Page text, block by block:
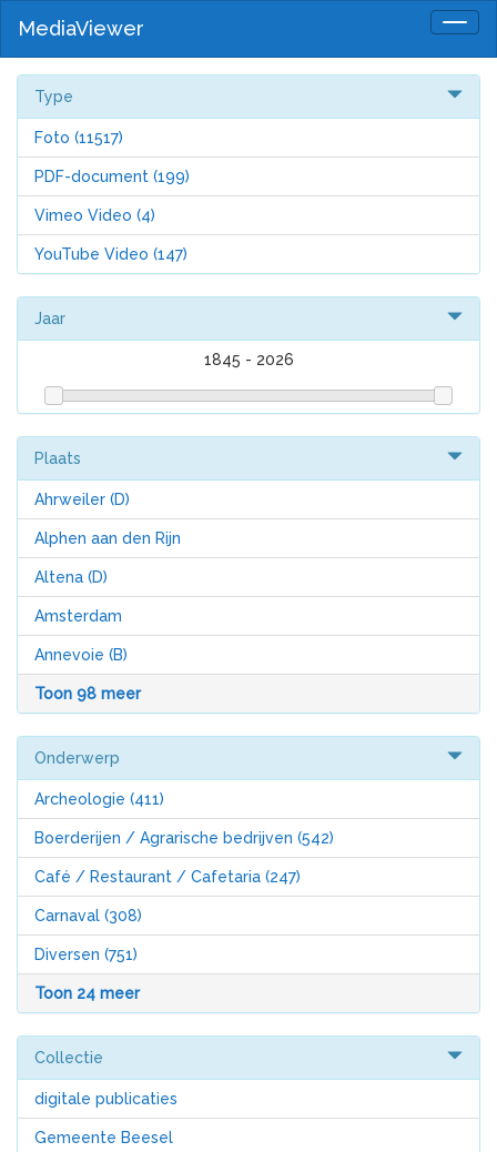
MediaViewer
Type
Foto (11517)
PDF-document (199)
Vimeo Video (4)
YouTube Video (147)
Jaar
1845 - 2026
Plaats
Ahrweiler (D)
Alphen aan den Rijn
Altena (D)
Amsterdam
Annevoie (B)
Toon 98 meer
Onderwerp
Archeologie (411)
Boerderijen / Agrarische bedrijven (542)
Café / Restaurant / Cafetaria (247)
Carnaval (308)
Diversen (751)
Toon 24 meer
Collectie
digitale publicaties
Gemeente Beesel